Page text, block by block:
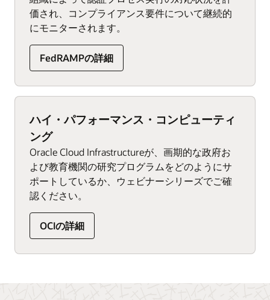
価され、コンプライアンス要件について継続的
にモニターされます。
FedRAMPの詳細
ハイ・パフォーマンス・コンピューティ
ング
Oracle Cloud Infrastructureが、画期的な政府お
よび教育機関の研究プログラムをどのようにサ
ポートしているか、ウェビナーシリーズでご確
認ください。
OCIの詳細